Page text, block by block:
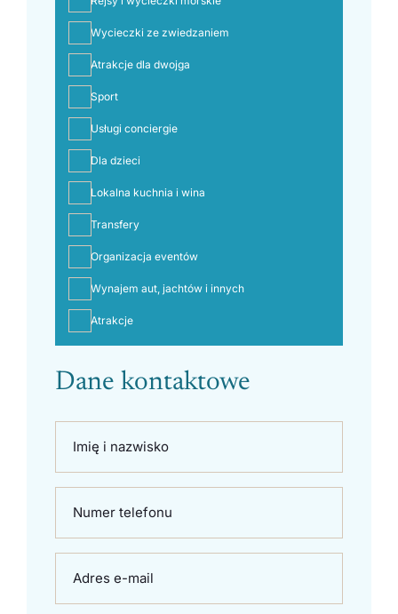
Wycieczki ze zwiedzaniem
Atrakcje dla dwojga
Sport
Usługi conciergie
Dla dzieci
Lokalna kuchnia i wina
Transfery
Organizacja eventów
Wynajem aut, jachtów i innych
Atrakcje
Dane kontaktowe
Imię i nazwisko
Numer telefonu
Adres e-mail